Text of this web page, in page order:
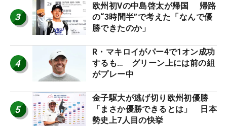
3
欧州初Vの中島啓太が帰国 帰路
の“3時間半”で考えた「なんで優
勝できたのか」
4
R・マキロイがパー4で1オン成功
するも… グリーン上には前の組
がプレー中
5
金子駆大が逃げ切り欧州初優勝
「まさか優勝できるとは」 日本
勢史上7人目の快挙